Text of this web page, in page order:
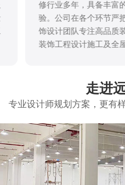
修行业多年，具备丰富
验。公司在各个环节严
饰设计团队专注高品质
装饰工程设计施工及全
走进
专业设计师规划方案，更有